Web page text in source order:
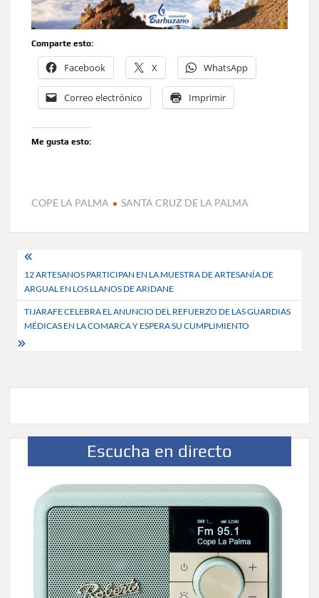
Comparte esto:
Facebook X WhatsApp
Correo electrónico Imprimir
Me gusta esto:
COPE LA PALMA SANTA CRUZ DE LA PALMA
Navegación
de
entradas
12 ARTESANOS PARTICIPAN EN LA MUESTRA DE ARTESANÍA DE
ARGUAL EN LOS LLANOS DE ARIDANE
TIJARAFE CELEBRA EL ANUNCIO DEL REFUERZO DE LAS GUARDIAS
MÉDICAS EN LA COMARCA Y ESPERA SU CUMPLIMIENTO
Escucha en directo